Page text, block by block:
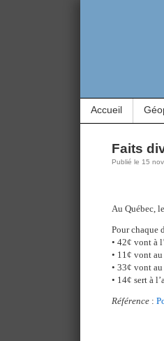
Accueil
Faits
Publié le 15
Au Québec,
Pour chaque
• 42¢ vont à
• 11¢ vont
• 33¢ vont
• 14¢ sert à
Référence :